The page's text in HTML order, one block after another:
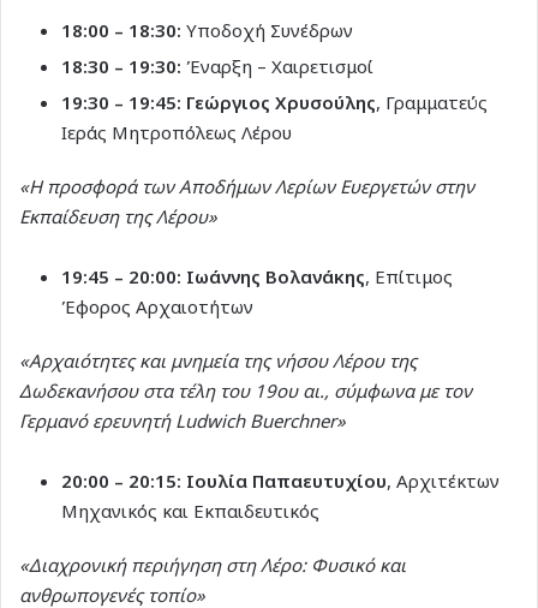
18:00 – 18:30: Υποδοχή Συνέδρων
18:30 – 19:30: Έναρξη – Χαιρετισμοί
19:30 – 19:45: Γεώργιος Χρυσούλης, Γραμματεύς
Ιεράς Μητροπόλεως Λέρου
«Η προσφορά των Αποδήμων Λερίων Ευεργετών στην
Εκπαίδευση της Λέρου»
19:45 – 20:00: Ιωάννης Βολανάκης, Επίτιμος
Έφορος Αρχαιοτήτων
«Αρχαιότητες και μνημεία της νήσου Λέρου της
Δωδεκανήσου στα τέλη του 19ου αι., σύμφωνα με τον
Γερμανό ερευνητή Ludwich Buerchner»
20:00 – 20:15: Ιουλία Παπαευτυχίου, Αρχιτέκτων
Μηχανικός και Εκπαιδευτικός
«Διαχρονική περιήγηση στη Λέρο: Φυσικό και
ανθρωπογενές τοπίο»